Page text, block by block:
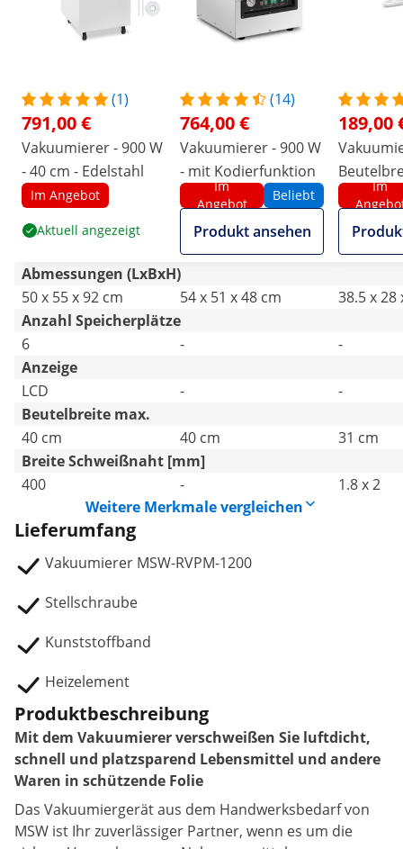
(1)
791,00 €
Vakuumierer - 900 W
- 40 cm - Edelstahl
Im Angebot
Aktuell angezeigt
(14)
764,00 €
Vakuumierer - 900 W
- mit Kodierfunktion
Im
Angebot
Beliebt
Produkt ansehen
189,00
Royal
l/min -
Im
Abmessungen (LxBxH)
50 x 55 x 92 cm
54 x 51 x 48 cm
38.5 x 28
Anzahl Speicherplätze
6
-
-
Anzeige
LCD
-
-
Beutelbreite max.
40 cm
40 cm
31 cm
Breite Schweißnaht [mm]
400
-
1.8 x 2
Weitere Merkmale vergleichen
Lieferumfang
Vakuumierer MSW-RVPM-1200
Stellschraube
Kunststoffband
Heizelement
Produktbeschreibung
Mit dem Vakuumierer verschweißen Sie luftdicht,
schnell und platzsparend Lebensmittel und andere
Waren in schützende Folie
Das Vakuumiergerät aus dem Handwerksbedarf von
MSW ist Ihr zuverlässiger Partner, wenn es um die